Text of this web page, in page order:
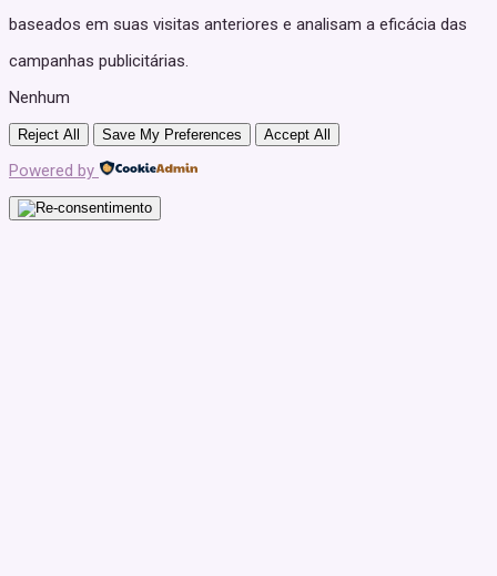
baseados em suas visitas anteriores e analisam a eficácia das
campanhas publicitárias.
Nenhum
Reject All Save My Preferences Accept All
Powered by